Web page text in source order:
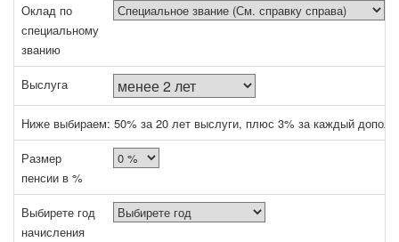
Оклад по
специальному
званию
Выслуга
Ниже выбираем: 50% за 20 лет выслуги, плюс 3% за каждый
Размер
пенсии в %
Выбирете год
начисления